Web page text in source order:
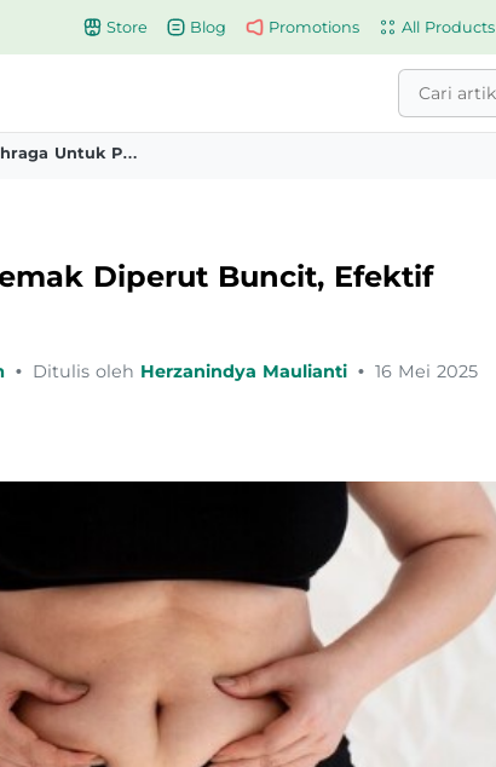
Store Blog Promotions All Products
Sejumlah Cara Menghilangkan Lemak Di Perut Dan Olahraga Untuk Pangkas Lemak Perut 2
Diperut Buncit, Efektif
• Ditulis oleh Herzanindya Maulianti • 16 Mei 2025